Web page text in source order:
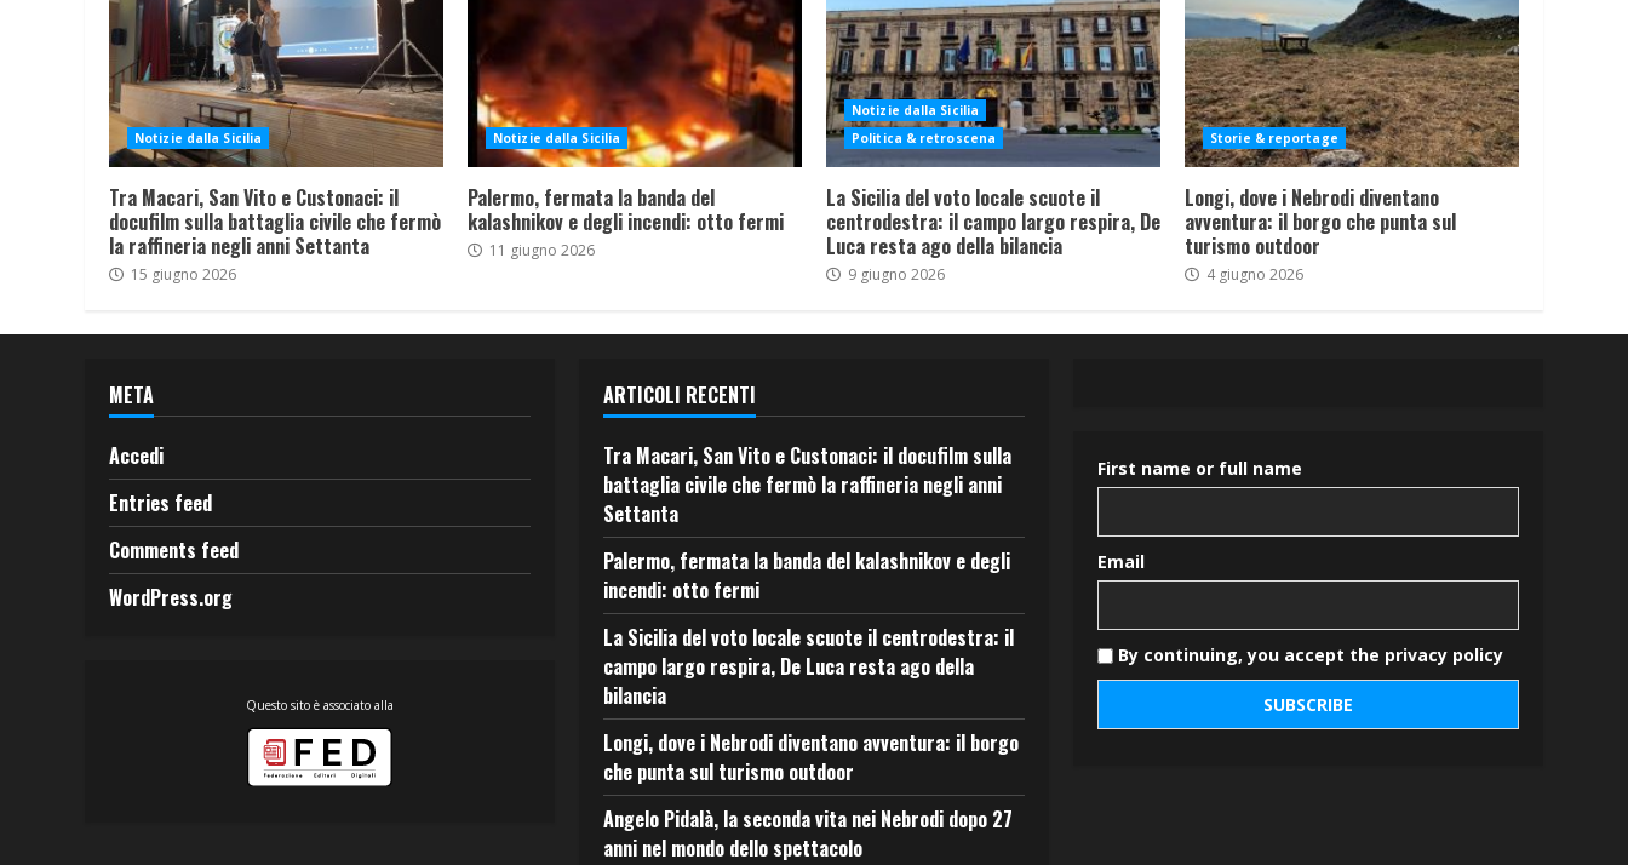
Notizie dalla Sicilia
Tra Macari, San Vito e Custonaci: il
docufilm sulla battaglia civile che fermò
la raffineria negli anni Settanta
15 giugno 2026
Notizie dalla Sicilia
Palermo, fermata la banda del
kalashnikov e degli incendi: otto fermi
11 giugno 2026
Notizie dalla Sicilia
Politica & retroscena
La Sicilia del voto locale scuote il
centrodestra: il campo largo respira, De
Luca resta ago della bilancia
9 giugno 2026
Storie & reportage
Longi, dove i Nebrodi diventano
avventura: il borgo che punta sul
turismo outdoor
4 giugno 2026
META
Accedi
Entries feed
Comments feed
WordPress.org
Questo sito è associato alla
ARTICOLI RECENTI
Tra Macari, San Vito e Custonaci: il docufilm sulla
battaglia civile che fermò la raffineria negli anni
Settanta
Palermo, fermata la banda del kalashnikov e degli
incendi: otto fermi
La Sicilia del voto locale scuote il centrodestra: il
campo largo respira, De Luca resta ago della
bilancia
Longi, dove i Nebrodi diventano avventura: il borgo
che punta sul turismo outdoor
Angelo Pidalà, la seconda vita nei Nebrodi dopo 27
anni nel mondo dello spettacolo
First name or full name
Email
By continuing, you accept the privacy policy